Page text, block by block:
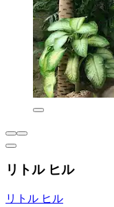
リトル ヒル
リトル ヒル